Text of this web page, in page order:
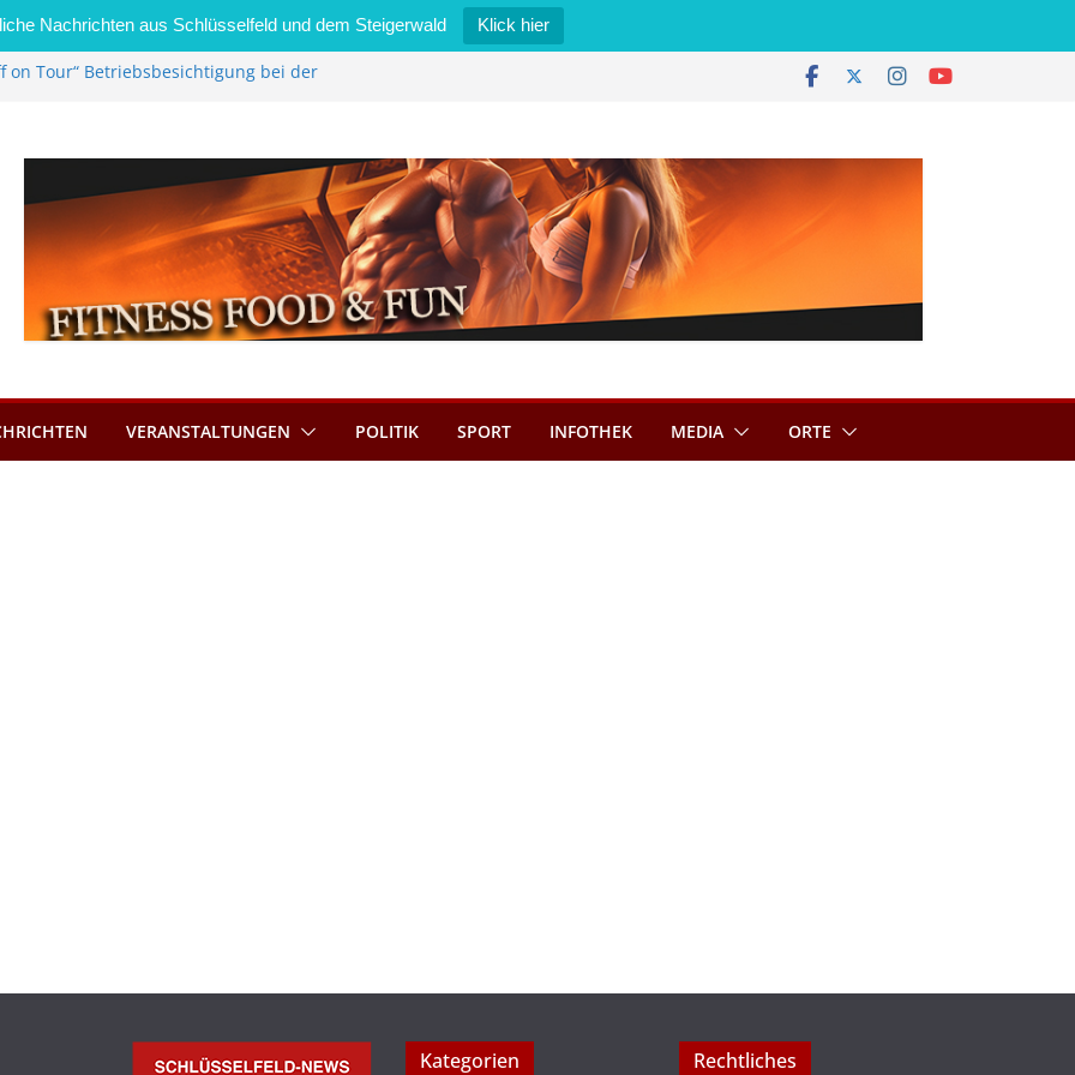
Nachrichten aus Schlüsselfeld und dem Steigerwald Klick hier
on Tour“ Betriebsbesichtigung bei der
bietet Online-Anmeldung für
an
im Wert von 600 Euro
VERANSTALTUNGEN POLITIK SPORT INFOTHEK MEDIA ORTE
Kategorien Rechtliches